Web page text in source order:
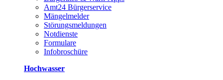
Amt24 Bürgerservice
Mängelmelder
Störungsmeldungen
Notdienste
Formulare
Infobroschüre
Hochwasser